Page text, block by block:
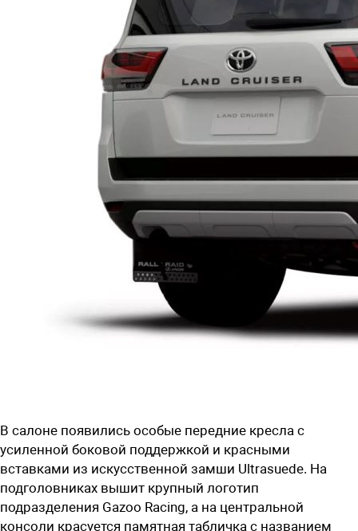
В салоне появились особые передние кресла с
усиленной боковой поддержкой и красными
вставками из искусственной замши Ultrasuede. На
подголовниках вышит крупный логотип
подразделения Gazoo Racing, а на центральной
консоли красуется памятная табличка с названием